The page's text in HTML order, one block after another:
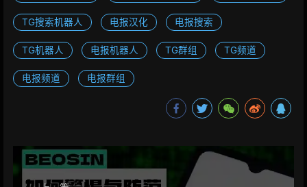
TG搜索机器人 电报汉化 电报搜索
TG机器人 电报机器人 TG群组 TG频道
电报频道 电报群组